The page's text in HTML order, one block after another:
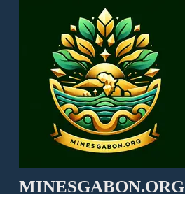
MINESGABON.ORG